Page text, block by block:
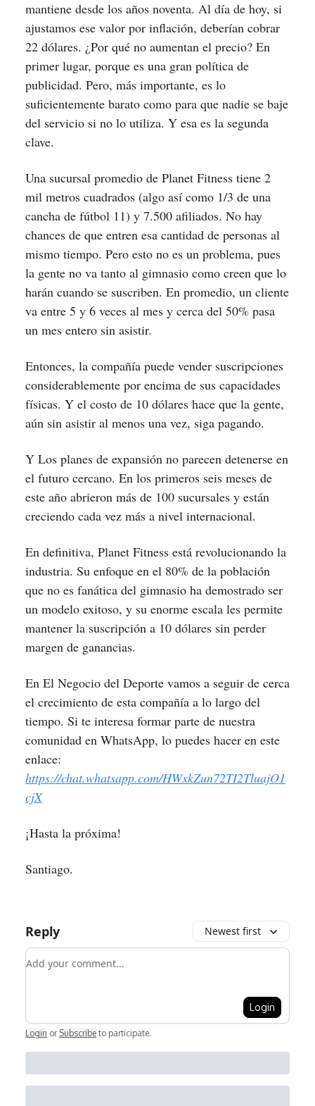
mantiene desde los años noventa. Al día de hoy, si
ajustamos ese valor por inflación, deberían cobrar
22 dólares. ¿Por qué no aumentan el precio? En
primer lugar, porque es una gran política de
publicidad. Pero, más importante, es lo
suficientemente barato como para que nadie se baje
del servicio si no lo utiliza. Y esa es la segunda
clave.
Una sucursal promedio de Planet Fitness tiene 2
mil metros cuadrados (algo así como 1/3 de una
cancha de fútbol 11) y 7.500 afiliados. No hay
chances de que entren esa cantidad de personas al
mismo tiempo. Pero esto no es un problema, pues
la gente no va tanto al gimnasio como creen que lo
harán cuando se suscriben. En promedio, un cliente
va entre 5 y 6 veces al mes y cerca del 50% pasa
un mes entero sin asistir.
Entonces, la compañía puede vender suscripciones
considerablemente por encima de sus capacidades
físicas. Y el costo de 10 dólares hace que la gente,
aún sin asistir al menos una vez, siga pagando.
Y Los planes de expansión no parecen detenerse en
el futuro cercano. En los primeros seis meses de
este año abrieron más de 100 sucursales y están
creciendo cada vez más a nivel internacional.
En definitiva, Planet Fitness está revolucionando la
industria. Su enfoque en el 80% de la población
que no es fanática del gimnasio ha demostrado ser
un modelo exitoso, y su enorme escala les permite
mantener la suscripción a 10 dólares sin perder
margen de ganancias.
En El Negocio del Deporte vamos a seguir de cerca
el crecimiento de esta compañía a lo largo del
tiempo. Si te interesa formar parte de nuestra
comunidad en WhatsApp, lo puedes hacer en este
enlace:
https://chat.whatsapp.com/HWxkZun72TI2TluajO1
cjX
¡Hasta la próxima!
Santiago.
Reply Newest first
Add your comment
Login
Login or Subscribe to participate.